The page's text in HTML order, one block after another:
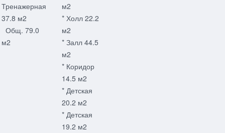
Тренажерная
37.8 м2
Общ. 79.0
м2
м2
* Холл 22.2
м2
* Залл 44.5
м2
* Коридор
14.5 м2
* Детская
20.2 м2
* Детская
19.2 м2